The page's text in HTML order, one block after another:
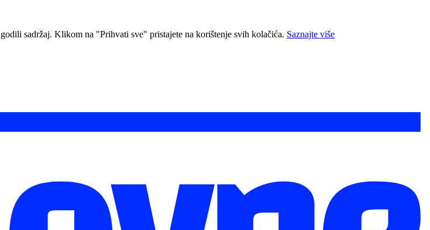
sadržaj. Klikom na "Prihvati sve" pristajete na korištenje svih kolačića. Saznajte više